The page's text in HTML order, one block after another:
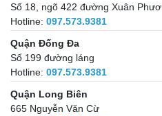
Số 18, ngõ 422 đường Xuân
Hotline: 097.573.9381
Quận Đống Đa
Số 199 đường láng
Hotline: 097.573.9381
Quận Long Biên
665 Nguyễn Văn Cừ